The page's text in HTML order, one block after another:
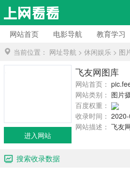
网站首页 电影导航 教育学习
当前位置： 网址导航 > 休闲娱乐 > 图
飞友网图库
网站首页：
网站类别： 图片
百度权重：
收录时间：
网站描述： 飞友
进入网站
搜索收录数据